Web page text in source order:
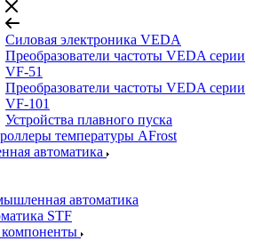
Силовая электроника VEDA
Преобразователи частоты VEDA серии
VF-51
Преобразователи частоты VEDA серии
VF-101
Устройства плавного пуска
температуры AFrost
автоматика
автоматика
STF